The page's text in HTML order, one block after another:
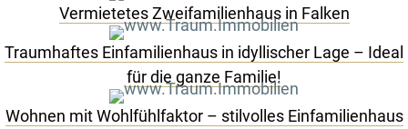
Vermietetes Zweifamilienhaus in Falken
Traumhaftes Einfamilienhaus in idyllischer Lage – Ideal
für die ganze Familie!
Wohnen mit Wohlfühlfaktor – stilvolles Einfamilienhaus